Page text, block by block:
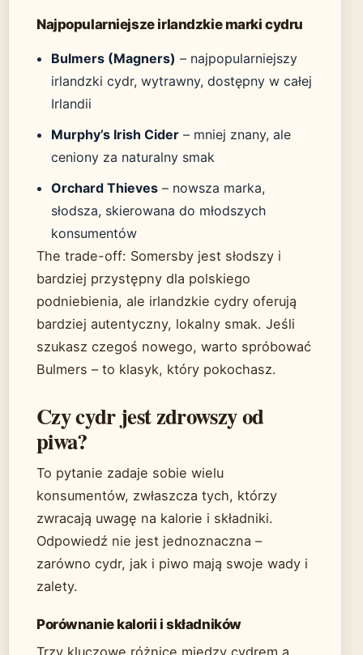
Najpopularniejsze irlandzkie marki cydru
Bulmers (Magners) – najpopularniejszy
irlandzki cydr, wytrawny, dostępny w całej
Irlandii
Murphy’s Irish Cider – mniej znany, ale
ceniony za naturalny smak
Orchard Thieves – nowsza marka,
słodsza, skierowana do młodszych
konsumentów
The trade-off: Somersby jest słodszy i
bardziej przystępny dla polskiego
podniebienia, ale irlandzkie cydry oferują
bardziej autentyczny, lokalny smak. Jeśli
szukasz czegoś nowego, warto spróbować
Bulmers – to klasyk, który pokochasz.
Czy cydr jest zdrowszy od
piwa?
To pytanie zadaje sobie wielu
konsumentów, zwłaszcza tych, którzy
zwracają uwagę na kalorie i składniki.
Odpowiedź nie jest jednoznaczna –
zarówno cydr, jak i piwo mają swoje wady i
zalety.
Porównanie kalorii i składników